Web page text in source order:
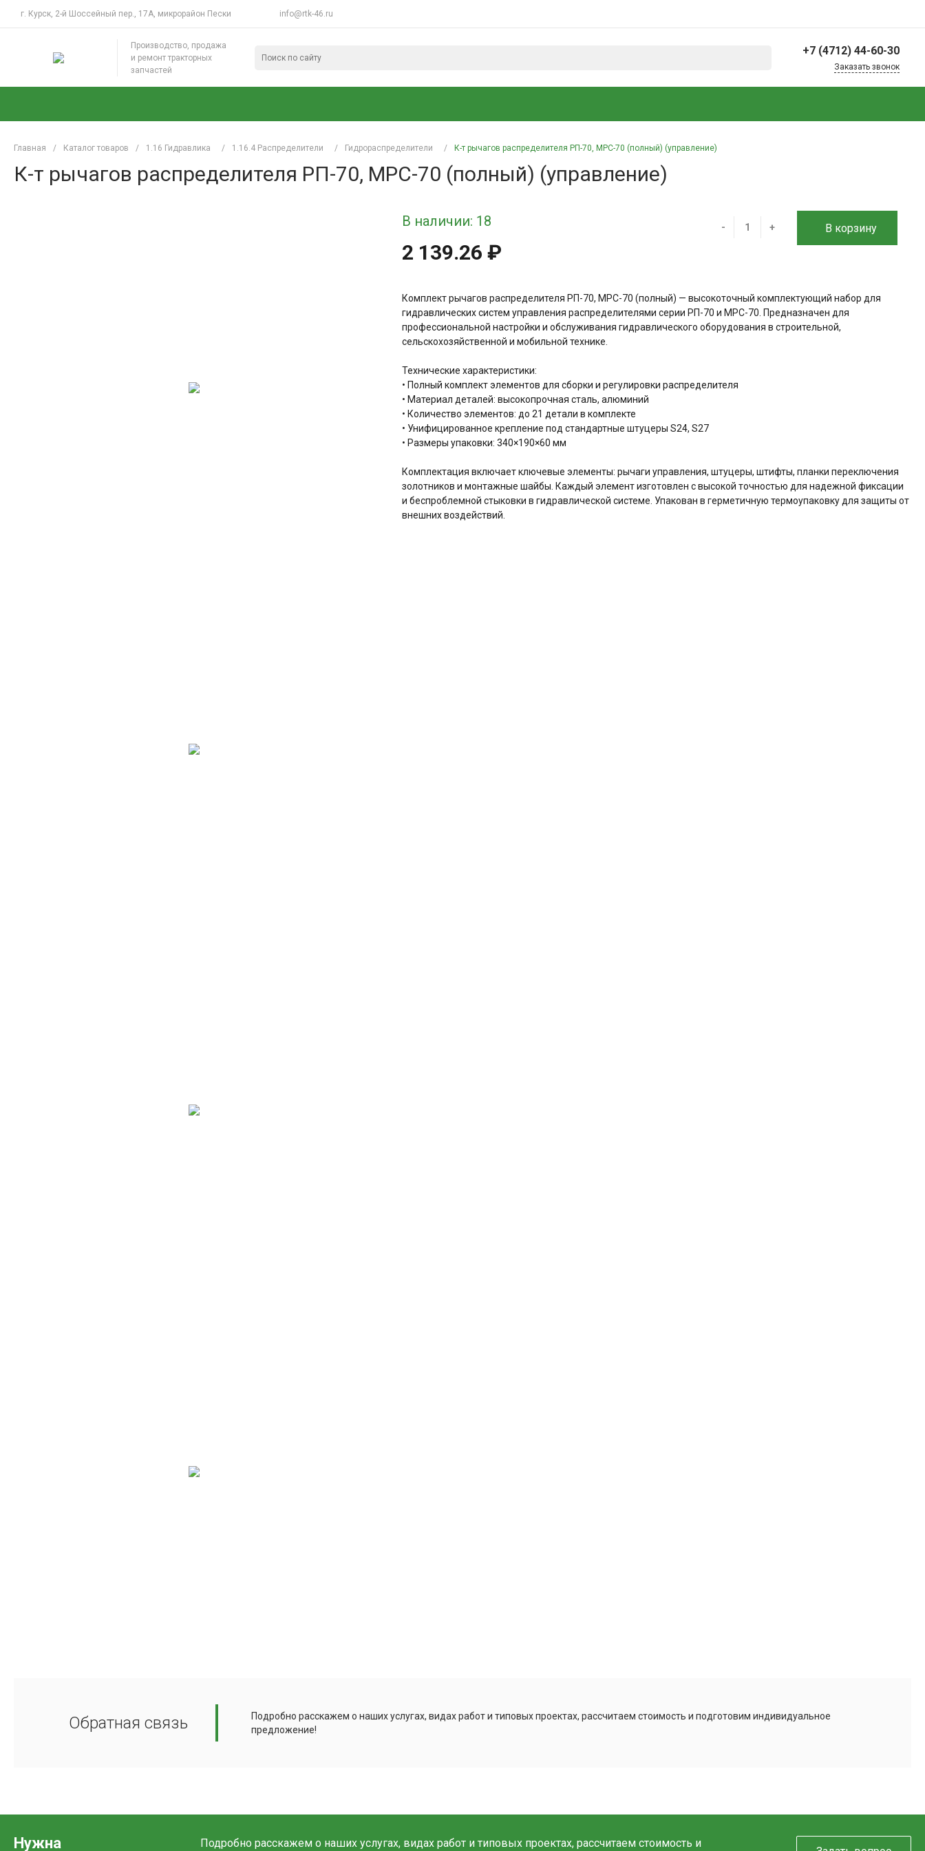
г. Курск, 2-й Шоссейный пер., 17А, микрорайон Пески info@rtk-46.ru
Производство, продажа
и ремонт тракторных
запчастей
+7 (4712) 44-60-30
пер., 17А, микрорайон
Заказать звонок
Главная / Каталог товаров / 1.16 Гидравлика / 1.16.4 Распределители / Гидрораспределители / К-т рычагов распределителя РП-70, МРС-70 (полный) (управление)
К-т рычагов распределителя РП-70, МРС-70 (полный) (управление)
В наличии: 18
2 139.26 ₽
- + В корзину
Комплект рычагов распределителя РП-70, МРС-70 (полный) — высокоточный комплектующий набор для
гидравлических систем управления распределителями серии РП-70 и МРС-70. Предназначен для
профессиональной настройки и обслуживания гидравлического оборудования в строительной,
сельскохозяйственной и мобильной технике.
Технические характеристики:
• Полный комплект элементов для сборки и регулировки распределителя
• Материал деталей: высокопрочная сталь, алюминий
• Количество элементов: до 21 детали в комплекте
• Унифицированное крепление под стандартные штуцеры S24, S27
• Размеры упаковки: 340×190×60 мм
Комплектация включает ключевые элементы: рычаги управления, штуцеры, штифты, планки переключения
золотников и монтажные шайбы. Каждый элемент изготовлен с высокой точностью для надежной фиксации
и беспроблемной стыковки в гидравлической системе. Упакован в герметичную термоупаковку для защиты от
внешних воздействий.
Обратная связь
Подробно расскажем о наших услугах, видах работ и типовых проектах, рассчитаем стоимость и подготовим индивидуальное
предложение!
Нужна Подробно расскажем о наших услугах, видах работ и типовых проектах, рассчитаем стоимость и